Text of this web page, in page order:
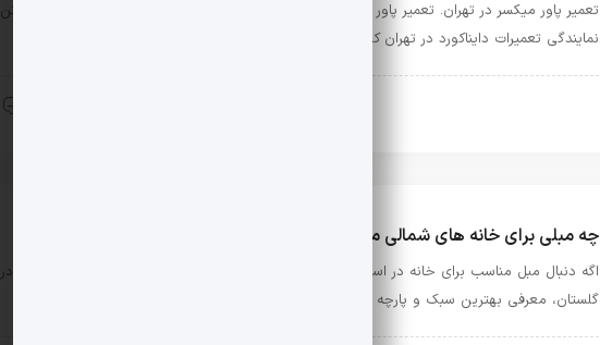
تعمیر پاور میکسر در تهران. تعمیر پاور میکسر دایناکورد با بالاترین کیفیت و در سریع‌ترین زمان ممکن.
نمایندگی تعمیرات دایناکورد در تهران کجاست؟
چه مبلی برای خانه‌ های شمالی مناسب است ؟ تجربه خرید واقعی
اگه دنبال مبل مناسب برای خانه‌ در استان های شمالی هستی،این مقاله رو بخون.تجربه خرید مبل در
گلستان، معرفی بهترین سبک‌ و پارچه‌ ها برای آب‌ و هوای مرطوب شمال